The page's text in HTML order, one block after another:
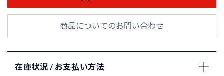
商品についてのお問い合わせ
在庫状況 / お支払い方法